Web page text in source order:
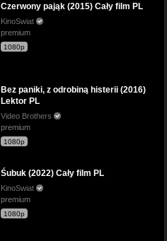
Czerwony pająk (2015) Cały film PL
KinoSwiat
premium
1080p
Bez paniki, z odrobiną histerii (2016)
Lektor PL
Video Brothers
premium
1080p
Śubuk (2022) Cały film PL
KinoSwiat
premium
1080p